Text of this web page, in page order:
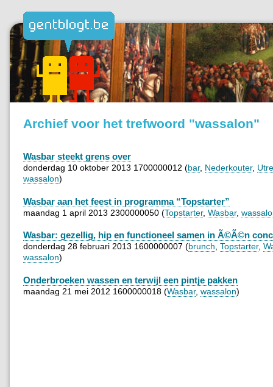
Archief voor het trefwoord "wassalon"
Wasbar steekt grens over
donderdag 10 oktober 2013 1700000012 (bar, Nederkouter,
wassalon)
Wasbar aan het feest in programma “Topstarter”
maandag 1 april 2013 2300000050 (Topstarter, Wasbar,
Wasbar: gezellig, hip en functioneel samen in Ã©Ã©n
donderdag 28 februari 2013 1600000007 (brunch Topstarter,
wassalon)
Onderbroeken wassen en terwijl een pintje pakken
maandag 21 mei 2012 1600000018 (Wasbar, wassalon)